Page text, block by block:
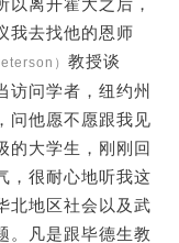
我去找他的恩师
） 教授谈
访问学者，纽约州
问他愿不愿跟我见
的大学生，刚刚回
，很耐心地听我这
北地区社会以及武
。凡是跟毕德生教